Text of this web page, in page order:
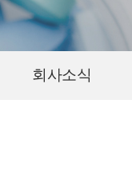
회사소식